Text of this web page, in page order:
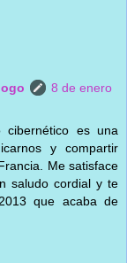
8 de enero
cibernético es una
y compartir
Me satisface
saludo cordial y te
que acaba de